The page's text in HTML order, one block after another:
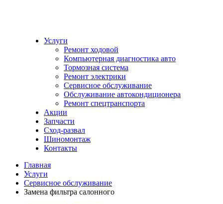
Услуги
Ремонт ходовой
Компьютерная диагностика авто
Тормозная система
Ремонт электрики
Сервисное обслуживание
Обслуживание автокондиционера
Ремонт спецтранспорта
Акции
Запчасти
Сход-развал
Шиномонтаж
Контакты
Главная
Услуги
Сервисное обслуживание
Замена фильтра салонного